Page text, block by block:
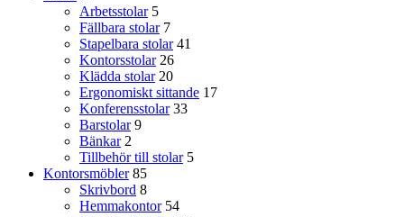
Arbetsstolar 5
Fällbara stolar 7
Stapelbara stolar 41
Kontorsstolar 26
Klädda stolar 20
Ergonomiskt sittande 17
Konferensstolar 33
Barstolar 9
Bänkar 2
Tillbehör till stolar 5
Kontorsmöbler 85
Skrivbord 8
Hemmakontor 54